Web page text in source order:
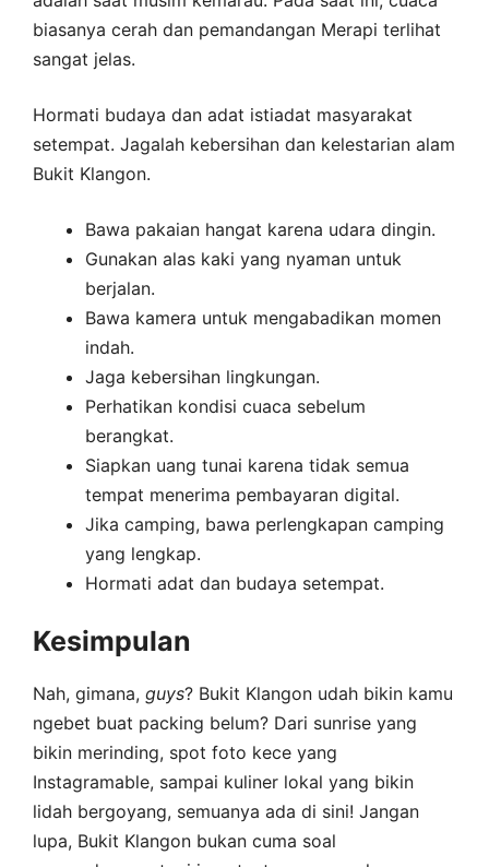
biasanya cerah dan pemandangan Merapi terlihat
sangat jelas.
Hormati budaya dan adat istiadat masyarakat
setempat. Jagalah kebersihan dan kelestarian alam
Bukit Klangon.
Bawa pakaian hangat karena udara dingin.
Gunakan alas kaki yang nyaman untuk
berjalan.
Bawa kamera untuk mengabadikan momen
indah.
Jaga kebersihan lingkungan.
Perhatikan kondisi cuaca sebelum
berangkat.
Siapkan uang tunai karena tidak semua
tempat menerima pembayaran digital.
Jika camping, bawa perlengkapan camping
yang lengkap.
Hormati adat dan budaya setempat.
Kesimpulan
Nah, gimana, guys? Bukit Klangon udah bikin kamu
ngebet buat packing belum? Dari sunrise yang
bikin merinding, spot foto kece yang
Instagramable, sampai kuliner lokal yang bikin
lidah bergoyang, semuanya ada di sini! Jangan
lupa, Bukit Klangon bukan cuma soal